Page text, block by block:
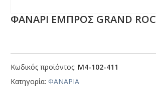
ΦΑΝΑΡΙ ΕΜΠΡΟΣ GRΑΝD RΟC
Κωδικός προϊόντος: Μ4-102-411
Κατηγορία: ΦΑΝΑΡΙΑ